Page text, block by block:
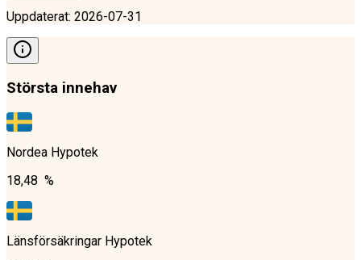
Uppdaterat: 2026-07-31
Största innehav
Nordea Hypotek
18,48 %
Länsförsäkringar Hypotek